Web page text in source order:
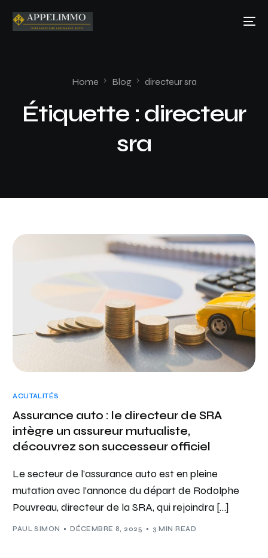
Home Blog directeur sra
Étiquette : directeur
sra
ACUTALITÉS
Assurance auto : le directeur de SRA
intègre un assureur mutualiste,
découvrez son successeur officiel
Le secteur de l’assurance auto est en pleine
mutation avec l’annonce du départ de Rodolphe
Pouvreau, directeur de la SRA, qui rejoindra […]
PAUL SIMON DÉCEMBRE 8, 2025 3 MIN READ